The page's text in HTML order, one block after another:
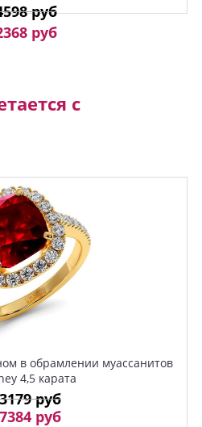
руб
руб
с
в обрамлении муассанитов
4,5 карата
руб
руб